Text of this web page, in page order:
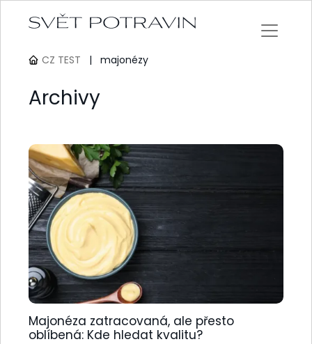
CZ TEST | majonézy
Archivy
Majonéza zatracovaná, ale přesto
oblíbená: Kde hledat kvalitu?